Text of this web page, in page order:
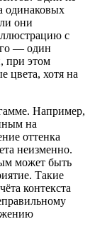
одинаковых
они
с
— один
при этом
цвета, хотя на
Например,
на
оттенка
неизменно.
может быть
Такие
контекста